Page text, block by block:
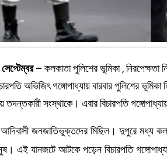
– কলকাতাপুলিশের ভূমিকা , নিরপেক্ষতা
অভিজিৎ গঙ্গোপাধ্যায় বারবার পুলিশের
তদন্তকারী সংস্থাকে। এবার বিচারপতি
জনজাতিভুক্তদের মিছিল। দুপুরে মধ্য
এই যানজটে আটকে পড়েন বিচারপতি